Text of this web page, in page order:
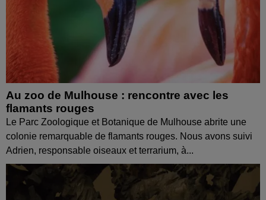
Au zoo de Mulhouse : rencontre avec les
flamants rouges
Le Parc Zoologique et Botanique de Mulhouse abrite une
colonie remarquable de flamants rouges. Nous avons suivi
Adrien, responsable oiseaux et terrarium, à...